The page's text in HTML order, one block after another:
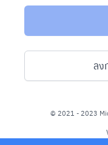
ลง
© 2021 - 2023